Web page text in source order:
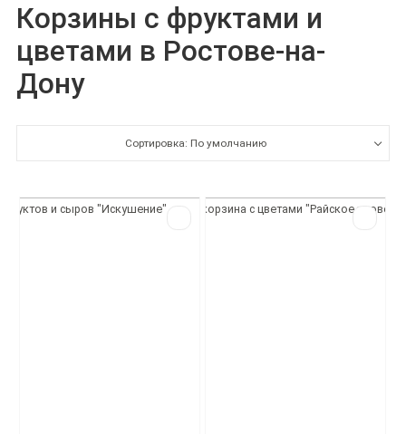
Корзины с фруктами и
цветами в Ростове-на-
Дону
Сортировка: По умолчанию